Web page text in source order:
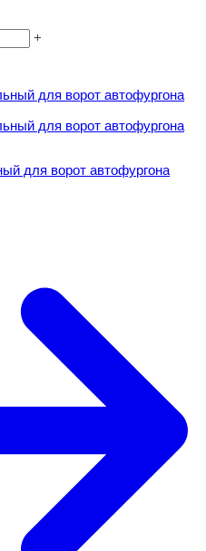
+
для ворот автофургона (30)
для ворот автофургона